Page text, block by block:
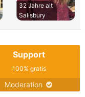
32 Jahre alt
Salisbury
Support
100% gratis
Moderation